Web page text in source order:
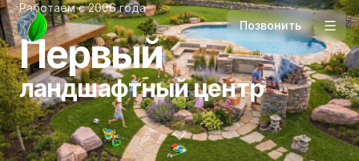
Позвонить
Работаем с 2006 года
Первый
ландшафтный центр